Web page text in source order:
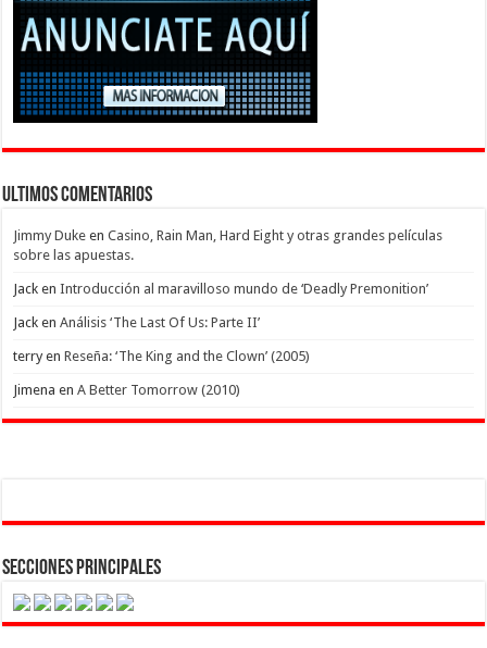
Ultimos Comentarios
Jimmy Duke enCasino, Rain Man, Hard Eight y otras grandes películas
sobre las apuestas.
Jack enIntroducción al maravilloso mundo de ‘Deadly Premonition’
Jack enAnálisis ‘The Last Of Us: Parte II’
terryenReseña: ‘The King and the Clown’ (2005)
Jimena enA Better Tomorrow (2010)
Secciones Principales